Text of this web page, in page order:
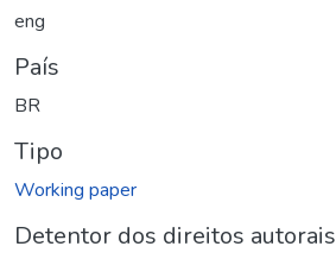
eng
País
BR
Tipo
Working paper
Detentor dos direitos autorais